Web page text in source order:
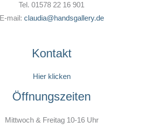
Tel. 01578 22 16 901
E-mail: claudia@handsgallery.de
Kontakt
Hier klicken
Öffnungszeiten
Mittwoch & Freitag 10-16 Uhr